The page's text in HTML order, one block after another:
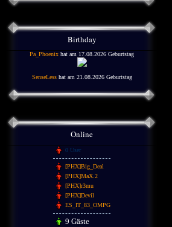
Birthday
Pa_Phoenix hat am 17.08.2026 Geburtstag
SenseLesshat am 21.08.2026 Geburtstag
Online
0 User
[PHX]Big_Deal
[PHX]MaX.2
[PHX]r3mu
[PHX]Devil
ES_IT_83_OMPG
9 Gäste